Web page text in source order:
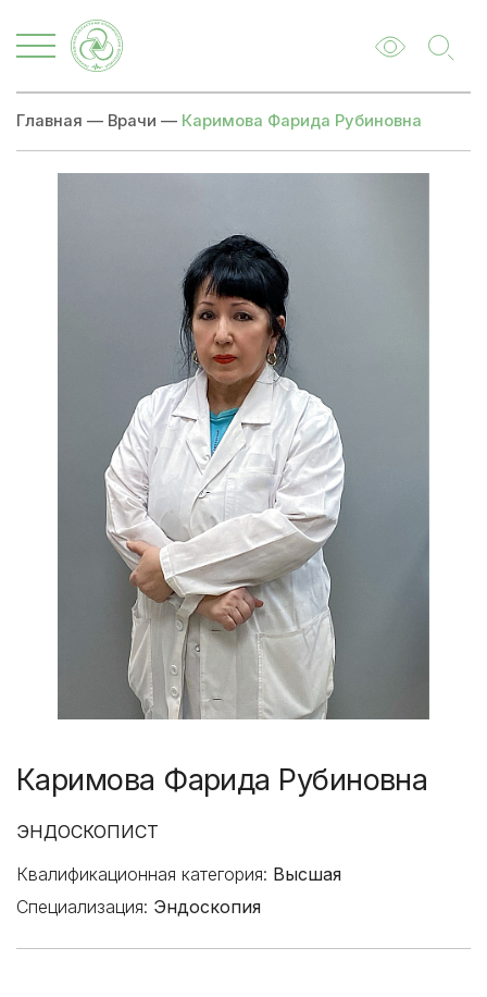
Главная — Врачи — Каримова Фарида Рубиновна
Каримова Фарида Рубиновна
ЭНДОСКОПИСТ
Квалификационная категория: Высшая
Специализация: Эндоскопия